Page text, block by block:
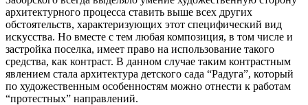
архитектурного процесса ставить выше всех других
обстоятельств, характеризующих этот специфический вид
искусства. Но вместе с тем любая композиция, в том числе и
застройка поселка, имеет право на использование такого
средства, как контраст. В данном случае таким контрастным
явлением стала архитектура детского сада “Радуга”, который
по художественным особенностям можно отнести к работам
“протестных” направлений.